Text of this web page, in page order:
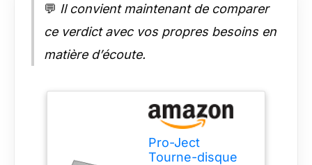
💬 Il convient maintenant de comparer
ce verdict avec vos propres besoins en
matière d’écoute.
Pro-Ject
Tourne-disque